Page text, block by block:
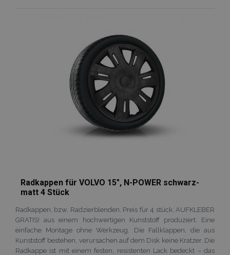
Radkappen für VOLVO 15", N-POWER schwarz-
matt 4 Stück
Radkappen, bzw. Radzierblenden, Preis für 4 stück, AUFKLEBER
GRATIS! aus einem hochwertigen Kunststoff produziert. Eine
einfache Montage ohne Werkzeug. Die Fallklappen, die aus
Kunststoff bestehen, verursachen auf dem Disk keine Kratzer. Die
Radkappe ist mit einem festen, resistenten Lack bedeckt – das